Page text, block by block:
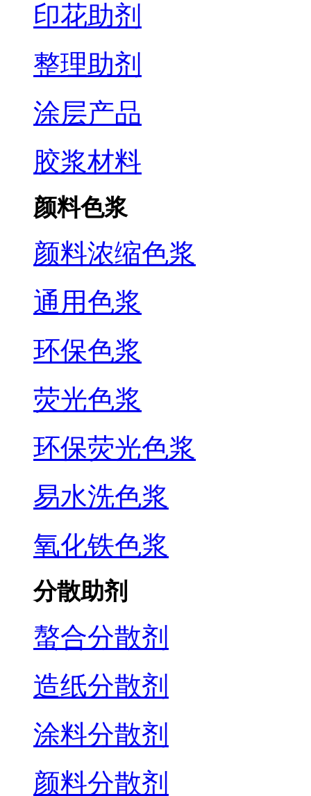
印花助剂
整理助剂
涂层产品
胶浆材料
颜料色浆
颜料浓缩色浆
通用色浆
环保色浆
荧光色浆
环保荧光色浆
易水洗色浆
氧化铁色浆
分散助剂
螯合分散剂
造纸分散剂
涂料分散剂
颜料分散剂